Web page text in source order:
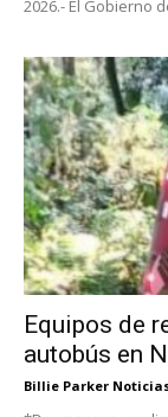
2026.- El Gobierno
Equipos de
autobús en
Billie Parker